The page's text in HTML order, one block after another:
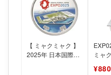
【 ミャクミャク 】
2025年 日本国際博
ミャ
2025
¥880